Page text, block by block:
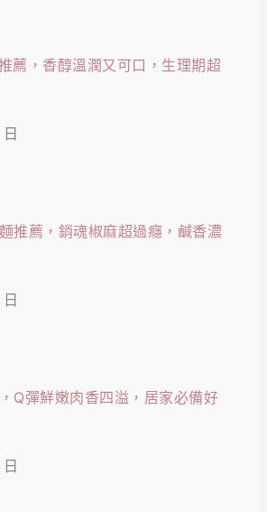
薦，香醇溫潤又可口，生理期超
推薦，銷魂椒麻超過癮，鹹香濃
Q彈鮮嫩肉香四溢，居家必備好